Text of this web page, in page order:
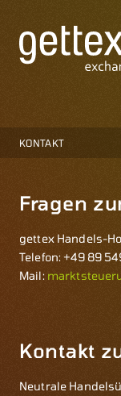
KONTAKT
Fragen
gettex Handels-
Telefon: +49 89
Mail:
Kontakt
Neutrale